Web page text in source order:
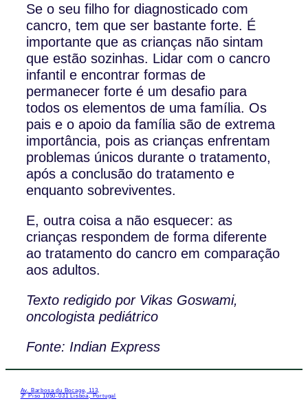
Se o seu filho for diagnosticado com
cancro, tem que ser bastante forte. É
importante que as crianças não sintam
que estão sozinhas. Lidar com o cancro
infantil e encontrar formas de
permanecer forte é um desafio para
todos os elementos de uma família. Os
pais e o apoio da família são de extrema
importância, pois as crianças enfrentam
problemas únicos durante o tratamento,
após a conclusão do tratamento e
enquanto sobreviventes.
E, outra coisa a não esquecer: as
crianças respondem de forma diferente
ao tratamento do cancro em comparação
aos adultos.
Texto redigido por Vikas Goswami,
oncologista pediátrico
Fonte: Indian Express
Av. Barbosa du Bocage, 113,
3º Piso 1050-031 Lisboa, Portugal